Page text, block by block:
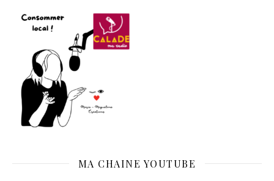
MA CHAINE YOUTUBE